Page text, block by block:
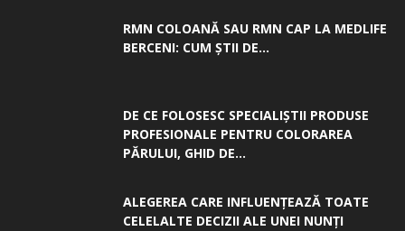
RMN COLOANĂ SAU RMN CAP LA MEDLIFE
BERCENI: CUM ȘTII DE...
DE CE FOLOSESC SPECIALIȘTII PRODUSE
PROFESIONALE PENTRU COLORAREA
PĂRULUI, GHID DE...
ALEGEREA CARE INFLUENȚEAZĂ TOATE
CELELALTE DECIZII ALE UNEI NUNȚI